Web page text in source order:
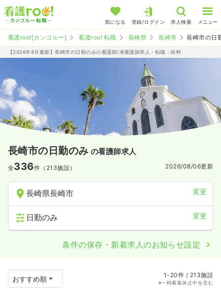
気になる 登録/ログイン 求人検索 メニュー
看護roo![カンゴルー] 看護roo! 転職 長崎県 長崎市 長崎市の日
【2026年8月最新】長崎市の日勤のみの看護師/准看護師求人・転職・給料
長崎市の日勤のみ の看護師求人
全336件（213施設） 2026/08/06更新
長崎県長崎市 変更
日勤のみ 変更
条件の保存・新着求人のお知らせ設定
1-20件 / 213施設
※一時募集休止中を含む